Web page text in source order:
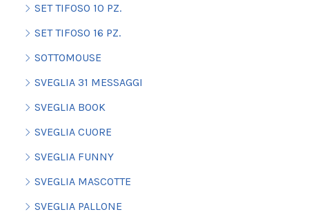
SET TIFOSO 10 PZ.
SET TIFOSO 16 PZ.
SOTTOMOUSE
SVEGLIA 31 MESSAGGI
SVEGLIA BOOK
SVEGLIA CUORE
SVEGLIA FUNNY
SVEGLIA MASCOTTE
SVEGLIA PALLONE